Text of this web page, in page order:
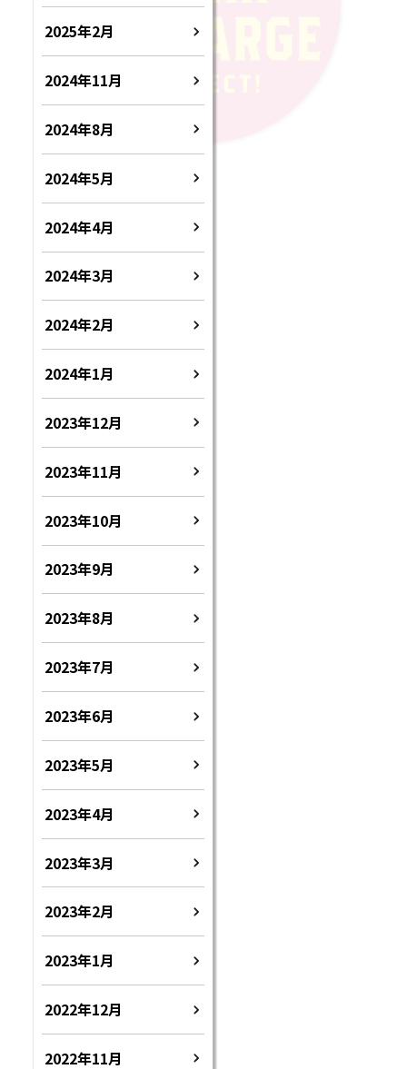
2025年2月
2024年11月
2024年8月
2024年5月
2024年4月
2024年3月
2024年2月
2024年1月
2023年12月
2023年11月
2023年10月
2023年9月
2023年8月
2023年7月
2023年6月
2023年5月
2023年4月
2023年3月
2023年2月
2023年1月
2022年12月
2022年11月